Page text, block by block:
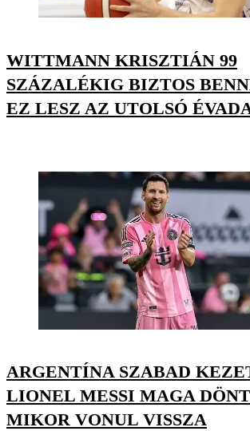
WITTMANN KRISZTIÁN 99
SZÁZALÉKIG BIZTOS
EZ LESZ AZ UTOLSÓ
ARGENTÍNA SZABAD
LIONEL MESSI MAGA
MIKOR VONUL VISSZA